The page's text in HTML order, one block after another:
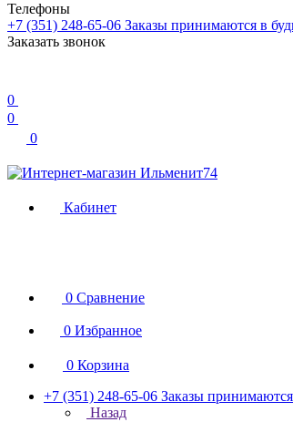
Телефоны
+7 (351) 248-65-06 Заказы принимаются в
Заказать звонок
0
0
0
Кабинет
0 Сравнение
0 Избранное
0 Корзина
+7 (351) 248-65-06 Заказы
Назад